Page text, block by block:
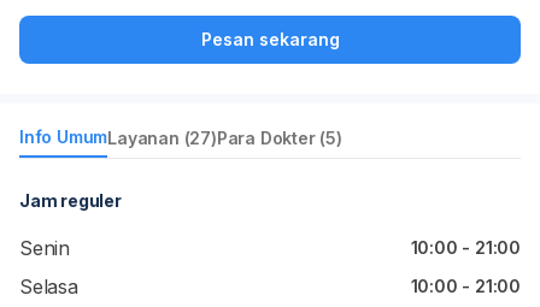
Pesan sekarang
Info UmumLayanan (27)Para Dokter (5)
Jam reguler
Senin 10:00 - 21:00
Selasa 10:00 - 21:00